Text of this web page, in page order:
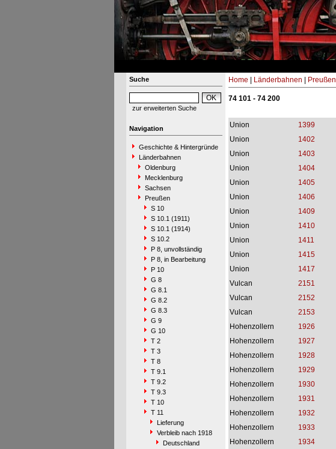
Suche
zur erweiterten Suche
Navigation
Geschichte & Hintergründe
Länderbahnen
Oldenburg
Mecklenburg
Sachsen
Preußen
S 10
S 10.1 (1911)
S 10.1 (1914)
S 10.2
P 8, unvollständig
P 8, in Bearbeitung
P 10
G 8
G 8.1
G 8.2
G 8.3
G 9
G 10
T 2
T 3
T 8
T 9.1
T 9.2
T 9.3
T 10
T 11
Lieferung
Verbleib nach 1918
Deutschland
Home Länderbahnen Preußen
74 101 - 74 200
Union 1399
Union
1402
Union
1403
Union
1404
Union
1405
Union
1406
Union
1409
Union
1410
Union
1411
Union
1415
Union
1417
Vulcan
2151
Vulcan
2152
Vulcan
2153
Hohenzollern
1926
Hohenzollern
1927
Hohenzollern
1928
Hohenzollern
1929
Hohenzollern
1930
Hohenzollern
1931
Hohenzollern
1932
Hohenzollern
1933
Hohenzollern
1934